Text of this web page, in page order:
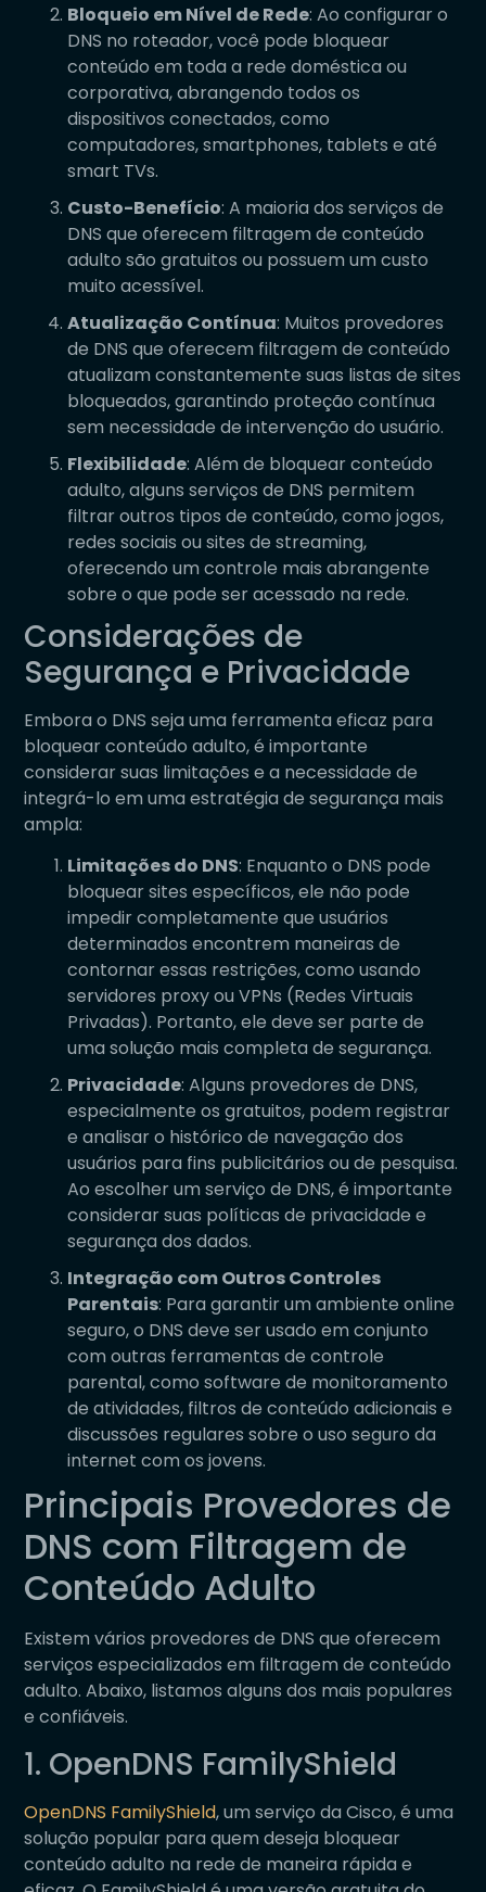
Bloqueio em Nível de Rede: Ao configurar o
DNS no roteador, você pode bloquear
conteúdo em toda a rede doméstica ou
corporativa, abrangendo todos os
dispositivos conectados, como
computadores, smartphones, tablets e até
smart TVs.
Custo-Benefício: A maioria dos serviços de
DNS que oferecem filtragem de conteúdo
adulto são gratuitos ou possuem um custo
muito acessível.
Atualização Contínua: Muitos provedores
de DNS que oferecem filtragem de conteúdo
atualizam constantemente suas listas de sites
bloqueados, garantindo proteção contínua
sem necessidade de intervenção do usuário.
Flexibilidade: Além de bloquear conteúdo
adulto, alguns serviços de DNS permitem
filtrar outros tipos de conteúdo, como jogos,
redes sociais ou sites de streaming,
oferecendo um controle mais abrangente
sobre o que pode ser acessado na rede.
Considerações de
Segurança e Privacidade
Embora o DNS seja uma ferramenta eficaz para
bloquear conteúdo adulto, é importante
considerar suas limitações e a necessidade de
integrá-lo em uma estratégia de segurança mais
ampla:
Limitações do DNS: Enquanto o DNS pode
bloquear sites específicos, ele não pode
impedir completamente que usuários
determinados encontrem maneiras de
contornar essas restrições, como usando
servidores proxy ou VPNs (Redes Virtuais
Privadas). Portanto, ele deve ser parte de
uma solução mais completa de segurança.
Privacidade: Alguns provedores de DNS,
especialmente os gratuitos, podem registrar
e analisar o histórico de navegação dos
usuários para fins publicitários ou de pesquisa.
Ao escolher um serviço de DNS, é importante
considerar suas políticas de privacidade e
segurança dos dados.
Integração com Outros Controles
Parentais: Para garantir um ambiente online
seguro, o DNS deve ser usado em conjunto
com outras ferramentas de controle
parental, como software de monitoramento
de atividades, filtros de conteúdo adicionais e
discussões regulares sobre o uso seguro da
internet com os jovens.
Principais Provedores de
DNS com Filtragem de
Conteúdo Adulto
Existem vários provedores de DNS que oferecem
serviços especializados em filtragem de conteúdo
adulto. Abaixo, listamos alguns dos mais populares
e confiáveis.
1. OpenDNS FamilyShield
OpenDNS FamilyShield, um serviço da Cisco, é uma
solução popular para quem deseja bloquear
conteúdo adulto na rede de maneira rápida e